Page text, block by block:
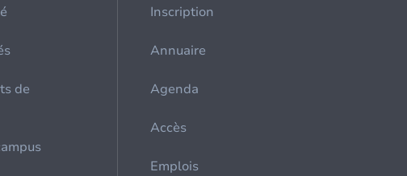
de
Inscription
Annuaire
Agenda
Accès
Emplois